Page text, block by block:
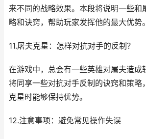
来不同的战略效果。本段将说明一些和
略和诀窍，帮助玩家发挥他的最大优势。
11.屠夫克星：怎样对抗对手的反制？
在游戏中，总会有一些英雄对屠夫造成
将同享一些对抗对手反制的诀窍和策略
克星时能够保持优势。
12.注意事项：避免常见操作失误